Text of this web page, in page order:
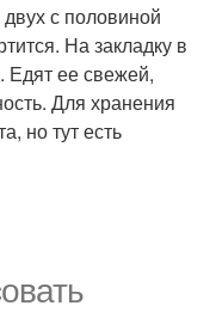
с половиной
На закладку в
Едят ее свежей,
Для хранения
но тут есть